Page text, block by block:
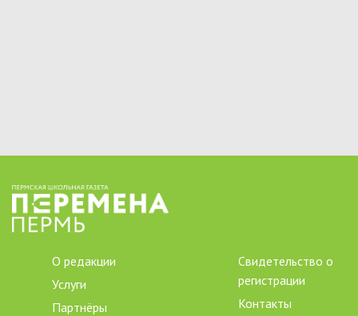
О редакции
Услуги
Партнёры
Свидетельство о
регистрации
Контакты